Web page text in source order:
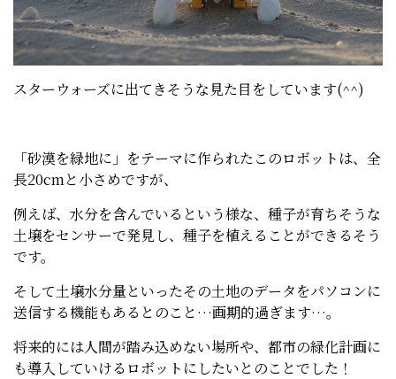
スターウォーズに出てきそうな見た目をしています(^^)
「砂漠を緑地に」をテーマに作られたこのロボットは、全
長20cmと小さめですが、
例えば、水分を含んでいるという様な、種子が育ちそうな
土壌をセンサーで発見し、種子を植えることができるそう
です。
そして土壌水分量といったその土地のデータをパソコンに
送信する機能もあるとのこと…画期的過ぎます…。
将来的には人間が踏み込めない場所や、都市の緑化計画に
も導入していけるロボットにしたいとのことでした！